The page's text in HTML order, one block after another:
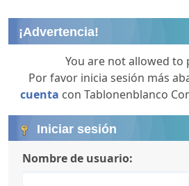
¡Advertencia!
You are not allowed to
Por favor inicia sesión más
cuenta con Tablonenblanco
Iniciar sesión
Nombre de usuario: